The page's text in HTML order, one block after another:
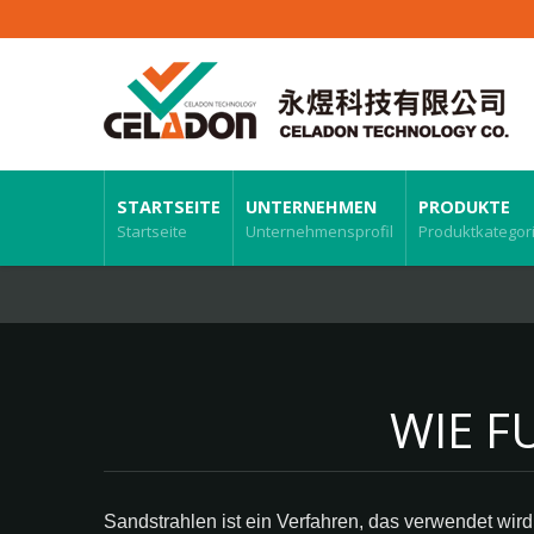
STARTSEITE
Startseite
UNTERNEHMEN
Unternehmensprofil
PRODUKTE
WIE
Sandstrahlen ist ein Verfahren, das verwendet